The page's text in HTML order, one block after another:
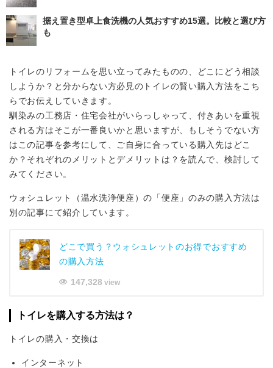
据え置き型卓上食洗機の人気おすすめ15選。比較と選び方
も
トイレのリフォームを思い立ってみたものの、どこにどう相談
しようか？と分からない方必見のトイレの賢い購入方法をこち
らでお伝えしていきます。
馴染みの工務店・住宅会社がいらっしゃって、付きあいを重視
される方はそこが一番良いかと思いますが、もしそうでない方
はこの記事を参考にして、ご自身に合っている購入先はどこ
か？それぞれのメリットとデメリットは？を読んで、検討して
みてください。
ウォシュレット（温水洗浄便座）の「便座」のみの購入方法は
別の記事にて紹介しています。
どこで買う？ウォシュレットのお得でおすすめ
の購入方法
147,328 view
トイレを購入する方法は？
トイレの購入・交換は
インターネット